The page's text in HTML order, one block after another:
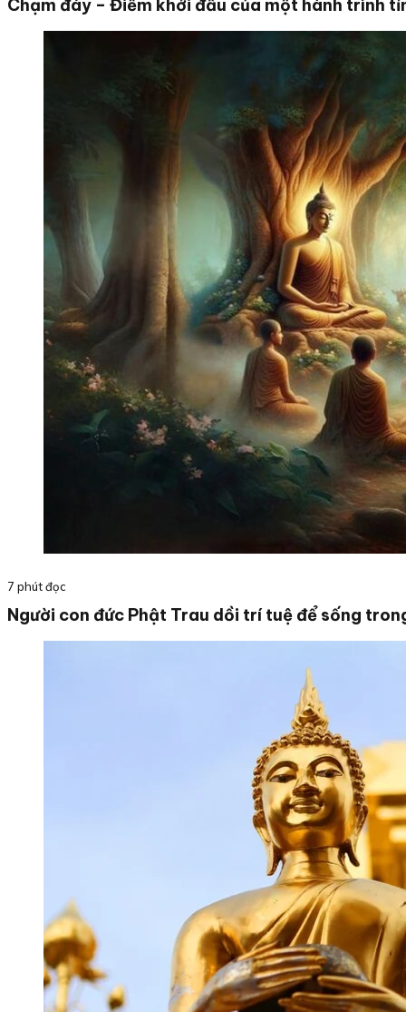
Chạm đáy – Điểm khởi đầu của một hành trình
7 phút đọc
Người con đức Phật Trau dồi trí tuệ để sống